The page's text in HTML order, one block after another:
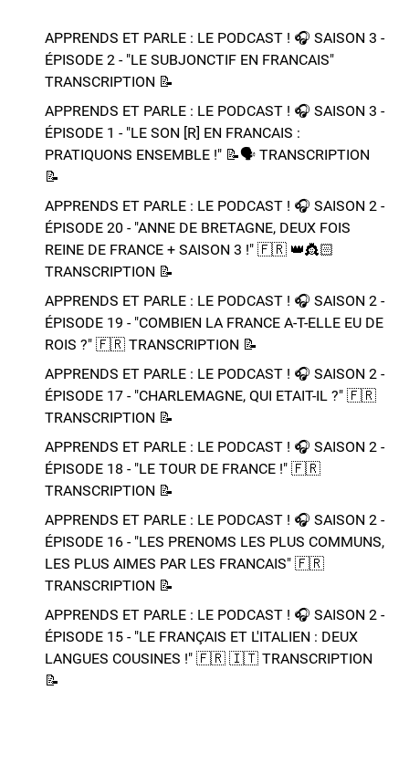
APPRENDS ET PARLE : LE PODCAST ! 🎧 SAISON 3 -
ÉPISODE 2 - "LE SUBJONCTIF EN FRANCAIS" ​​​​
TRANSCRIPTION 📝​
APPRENDS ET PARLE : LE PODCAST ! 🎧 SAISON 3 -
ÉPISODE 1 - "LE SON [R] EN FRANCAIS :
PRATIQUONS ENSEMBLE !" 📝​🗣️​​​​ TRANSCRIPTION
📝​
APPRENDS ET PARLE : LE PODCAST ! 🎧 SAISON 2 -
ÉPISODE 20 - "ANNE DE BRETAGNE, DEUX FOIS
REINE DE FRANCE + SAISON 3 !"​ 🇫🇷 👑​👸🏻​​
TRANSCRIPTION 📝​
APPRENDS ET PARLE : LE PODCAST ! 🎧 SAISON 2 -
ÉPISODE 19 - "COMBIEN LA FRANCE A-T-ELLE EU DE
ROIS ?"​ 🇫🇷​ TRANSCRIPTION 📝​
APPRENDS ET PARLE : LE PODCAST ! 🎧 SAISON 2 -
ÉPISODE 17 - "CHARLEMAGNE, QUI ETAIT-IL ?"​ 🇫🇷​
TRANSCRIPTION 📝​
APPRENDS ET PARLE : LE PODCAST ! 🎧 SAISON 2 -
ÉPISODE 18 - "LE TOUR DE FRANCE !"​ 🇫🇷​
TRANSCRIPTION 📝​
APPRENDS ET PARLE : LE PODCAST ! 🎧 SAISON 2 -
ÉPISODE 16 - "LES PRENOMS LES PLUS COMMUNS,
LES PLUS AIMES PAR LES FRANCAIS"​ 🇫🇷​
TRANSCRIPTION 📝​
APPRENDS ET PARLE : LE PODCAST ! 🎧 SAISON 2 -
ÉPISODE 15 - "LE FRANÇAIS ET L'ITALIEN : DEUX
LANGUES COUSINES !"​ 🇫🇷​ 🇮🇹​ ​TRANSCRIPTION
📝​